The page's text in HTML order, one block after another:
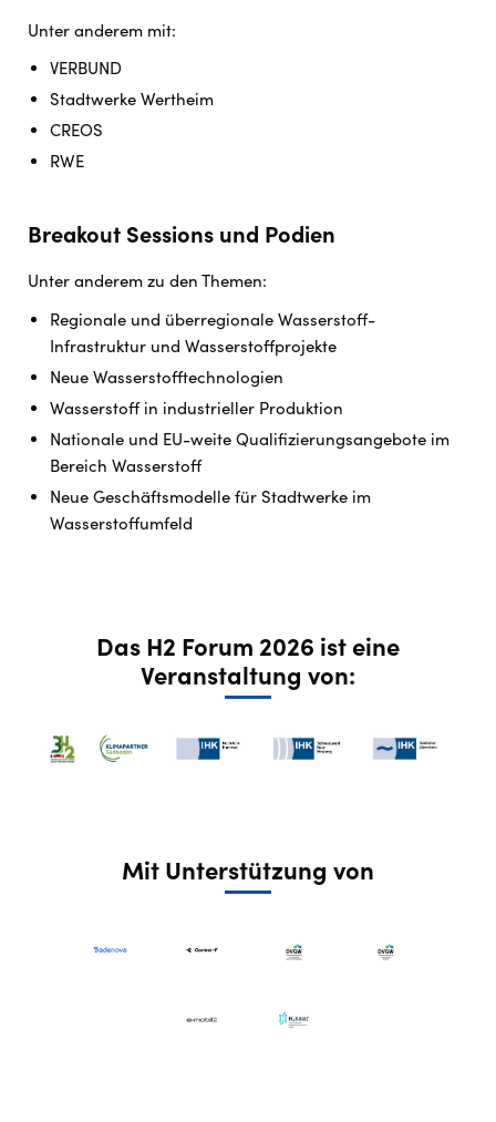
Unter anderem mit:
VERBUND
Stadtwerke Wertheim
CREOS
RWE
Breakout Sessions und Podien
Unter anderem zu den Themen:
Regionale und überregionale Wasserstoff-
Infrastruktur und Wasserstoffprojekte
Neue Wasserstofftechnologien
Wasserstoff in industrieller Produktion
Nationale und EU-weite Qualifizierungsangebote im
Bereich Wasserstoff
Neue Geschäftsmodelle für Stadtwerke im
Wasserstoffumfeld
Das H2 Forum 2026 ist eine
Veranstaltung von:
Mit Unterstützung von